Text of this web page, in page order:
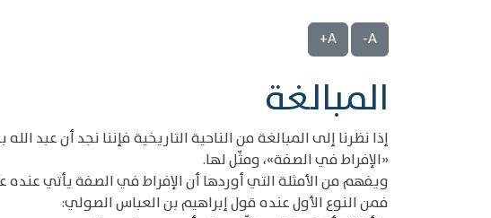
A-
A+
‌‌المبالغة
إذا نظرنا إلى المبالغة من الناحية التاريخية فإننا نجد أن
«الإفراط في الصفة»، ومثّل لها.
ويفهم من الأمثلة التي أوردها أن الإفراط في الصفة يأتي
فمن النوع الأول عنده قول إبراهيم بن العباس الصولي: